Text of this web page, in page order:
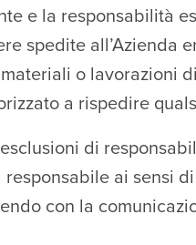
e la responsabilità
spedite
o lavorazioni
a rispedire
di
ai sensi
con la